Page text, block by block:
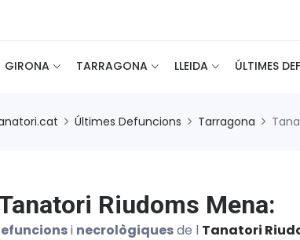
GIRONA TARRAGONA LLEIDA ÚLTIMES
Últimes Defuncions Tarragona
Riudoms Mena:
i necrològiquesde l Tanatori